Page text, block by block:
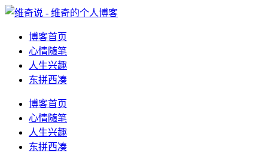
博客首页
心情随笔
人生兴趣
东拼西凑
博客首页
心情随笔
人生兴趣
东拼西凑